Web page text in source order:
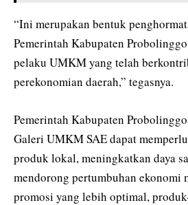
“Ini merupakan bentuk
Pemerintah Kabupaten
pelaku UMKM yang telah
perekonomian daerah,” tegasnya.
Pemerintah Kabupaten
Galeri UMKM SAE dapat
produk lokal, meningkatkan daya
mendorong pertumbuhan ekonomi
promosi yang lebih optimal,